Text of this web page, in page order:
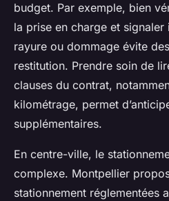
budget. Par exemple, bien
la prise en charge et
rayure ou dommage évite
restitution. Prendre soin de
clauses du contrat,
kilométrage, permet
supplémentaires.
En centre-ville, le
complexe. Montpellier
stationnement réglementées